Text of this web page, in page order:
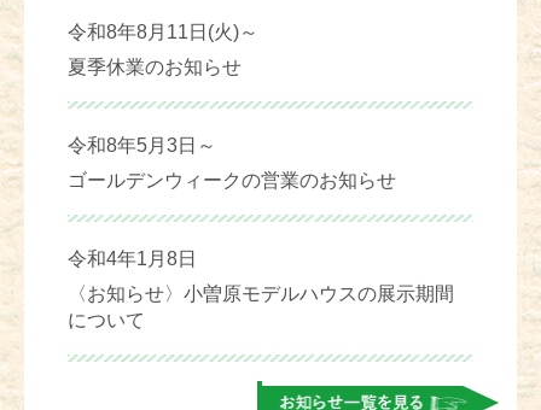
令和8年8月11日(火)～
夏季休業のお知らせ
令和8年5月3日～
ゴールデンウィークの営業のお知らせ
令和4年1月8日
〈お知らせ〉小曽原モデルハウスの展示期間
について